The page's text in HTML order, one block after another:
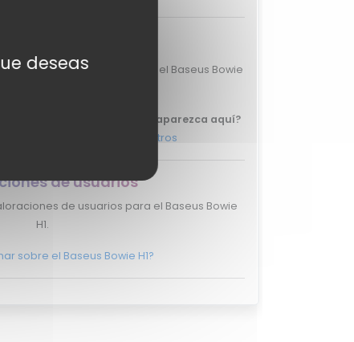
de expertos para el Baseus Bowie
review del Baseus Bowie H1 aparezca aquí?
ponte en
contacto con nosotros
de usuarios
de usuarios para el Baseus Bowie
H1.
sobre el Baseus Bowie H1?
deseas